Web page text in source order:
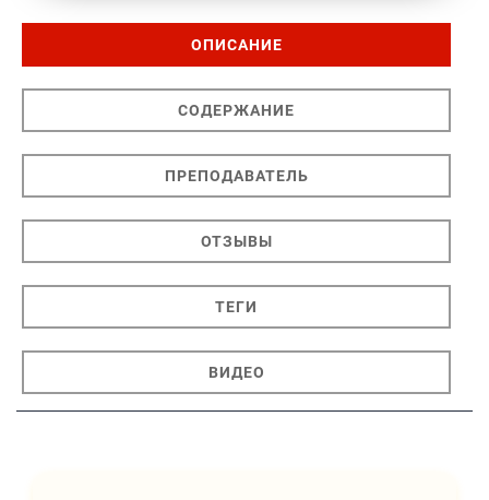
ОПИСАНИЕ
СОДЕРЖАНИЕ
ПРЕПОДАВАТЕЛЬ
ОТЗЫВЫ
ТЕГИ
ВИДЕО